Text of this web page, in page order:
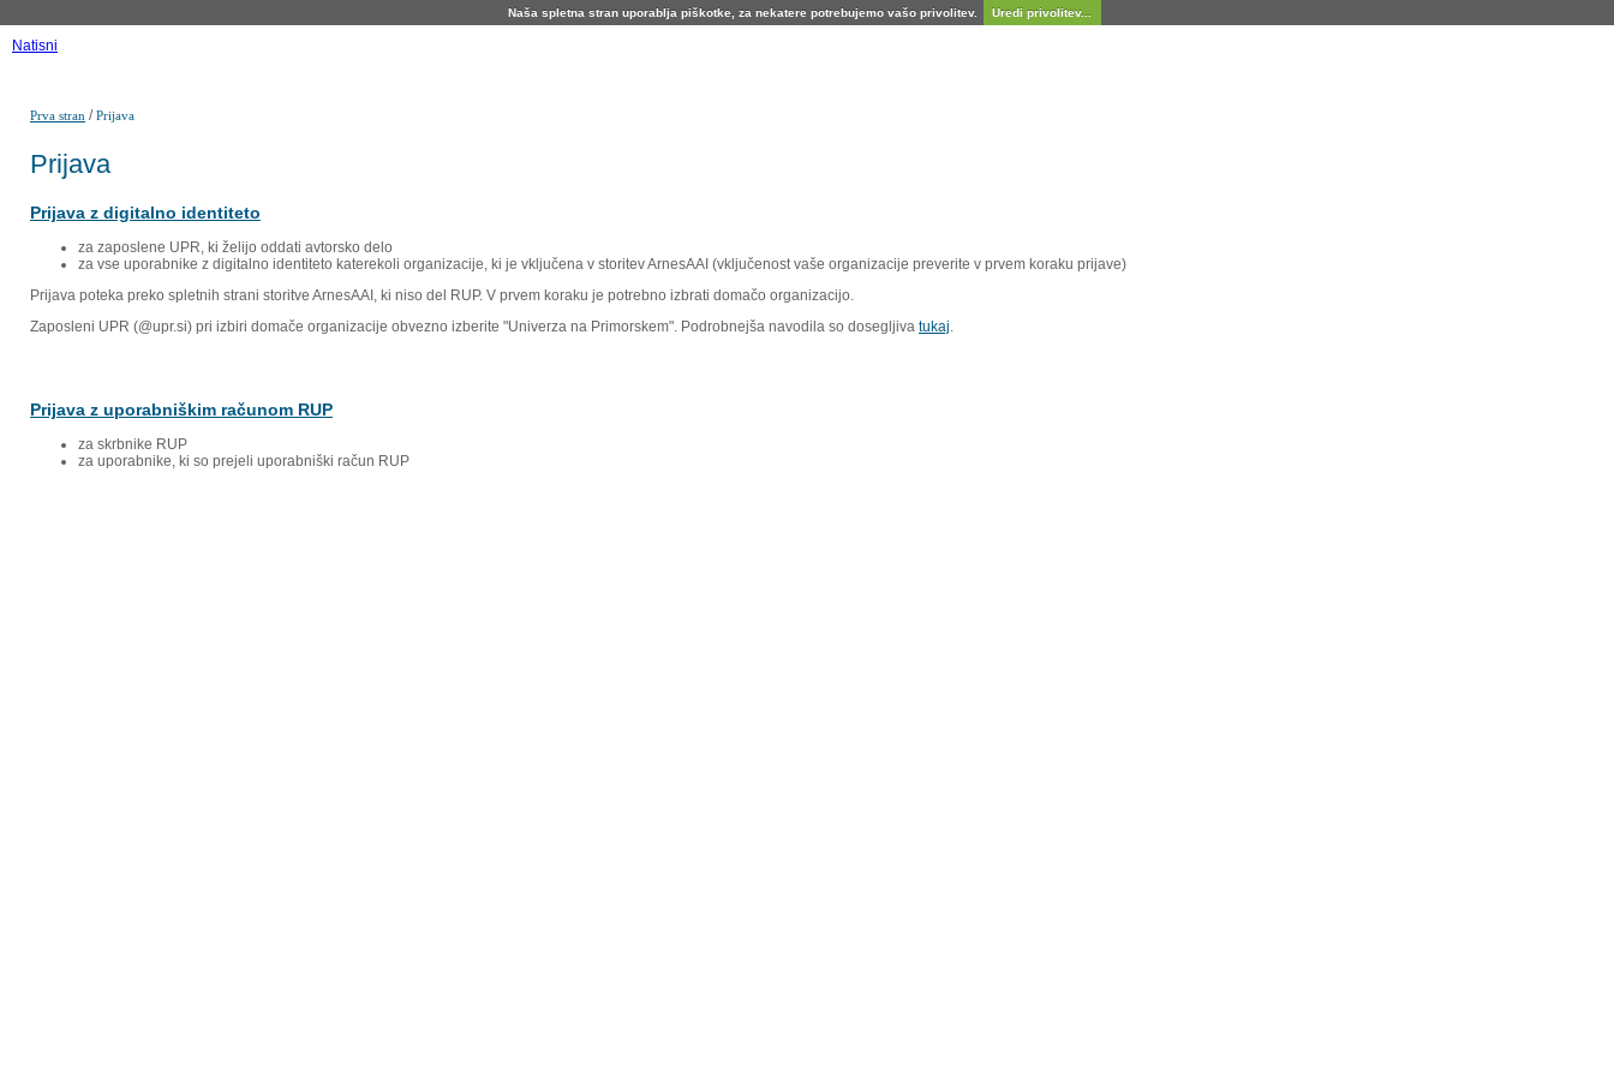
Naša spletna stran uporablja piškotke, za nekatere potrebujemo vašo privolitev. Uredi privolitev...
Natisni
Prva stran /Prijava
Prijava
Prijava z digitalno identiteto
za zaposlene UPR, ki želijo oddati avtorsko delo
za vse uporabnike z digitalno identiteto katerekoli organizacije, ki je vključena v storitev ArnesAAI (vključenost vaše organizacije preverite v prvem koraku prijave)
Prijava poteka preko spletnih strani storitve ArnesAAI, ki niso del RUP. V prvem koraku je potrebno izbrati domačo organizacijo.
Zaposleni UPR (@upr.si) pri izbiri domače organizacije obvezno izberite "Univerza na Primorskem". Podrobnejša navodila so dosegljiva tukaj
Prijava z uporabniškim računom RUP
za skrbnike RUP
za uporabnike, ki so prejeli uporabniški račun RUP